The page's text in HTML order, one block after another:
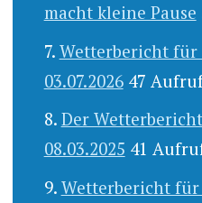
macht kleine Pause
Wetterbericht für
03.07.2026 47
Der
08.03.2025 41
Wetterbericht für